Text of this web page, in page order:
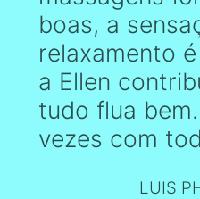
boas, a
relaxamento
a Ellen
tudo flua
vezes com
LUIS